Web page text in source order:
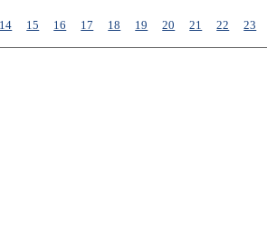
14 15 16 17 18 19 20 21 22 23